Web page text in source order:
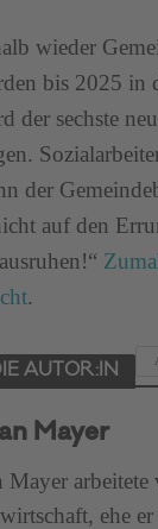
wieder
bis 2025 in
der sechste
der
auf den
.
AUTOR:IN
Mayer
Mayer arbeitete
ehe